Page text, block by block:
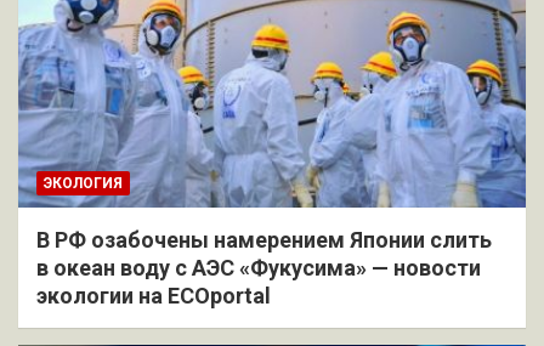
ЭКОЛОГИЯ
В РФ озабочены намерением Японии слить
в океан воду с АЭС «Фукусима» — новости
экологии на ECOportal